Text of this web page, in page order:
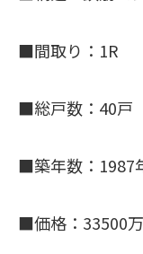
■間取り：1R
■総戸数：40戸
■築年数：1987
■価格：33500